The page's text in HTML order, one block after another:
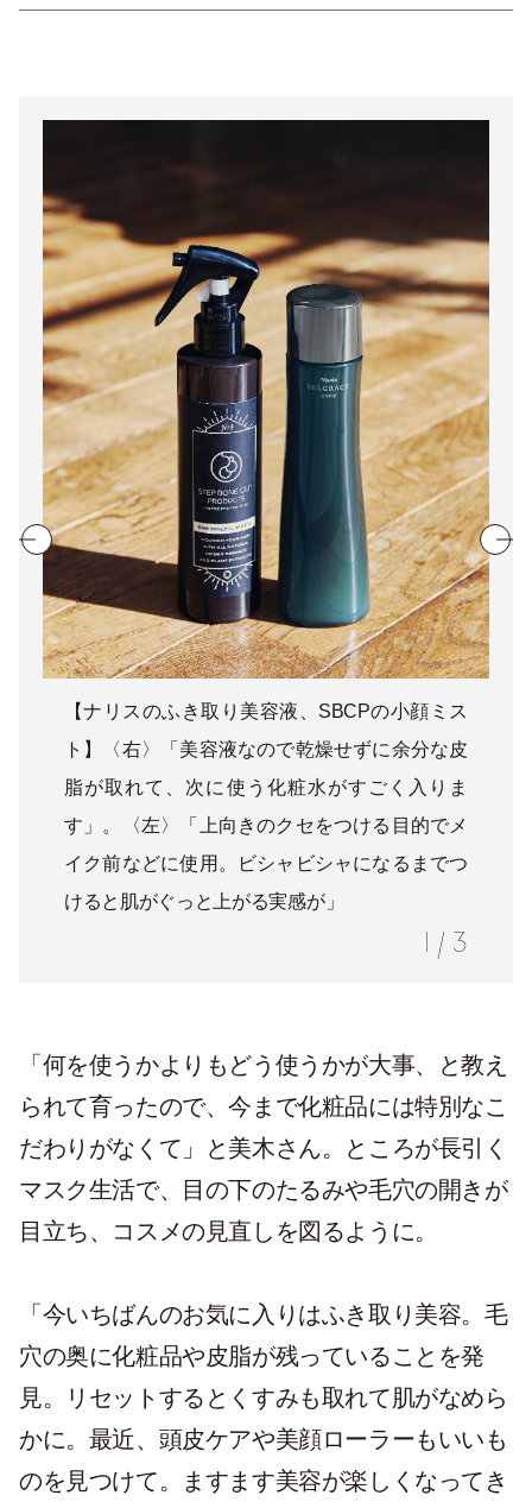
【ナリスのふき取り美容液、SBCPの小顔ミス
ト】〈右〉「美容液なので乾燥せずに余分な皮
脂が取れて、次に使う化粧水がすごく入りま
す」。〈左〉「上向きのクセをつける目的でメ
イク前などに使用。ビシャビシャになるまでつ
けると肌がぐっと上がる実感が」
1 / 3
「何を使うかよりもどう使うかが大事、と教え
られて育ったので、今まで化粧品には特別なこ
だわりがなくて」と美木さん。ところが長引く
マスク生活で、目の下のたるみや毛穴の開きが
目立ち、コスメの見直しを図るように。
「今いちばんのお気に入りはふき取り美容。毛
穴の奥に化粧品や皮脂が残っていることを発
見。リセットするとくすみも取れて肌がなめら
かに。最近、頭皮ケアや美顔ローラーもいいも
のを見つけて。ますます美容が楽しくなってき